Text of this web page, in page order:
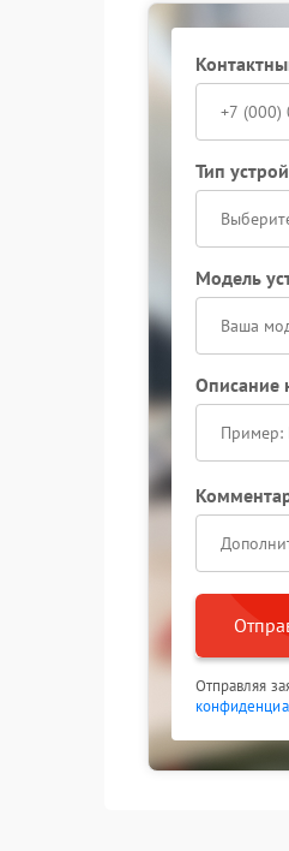
Тип
Модель
Описание
Отправляя